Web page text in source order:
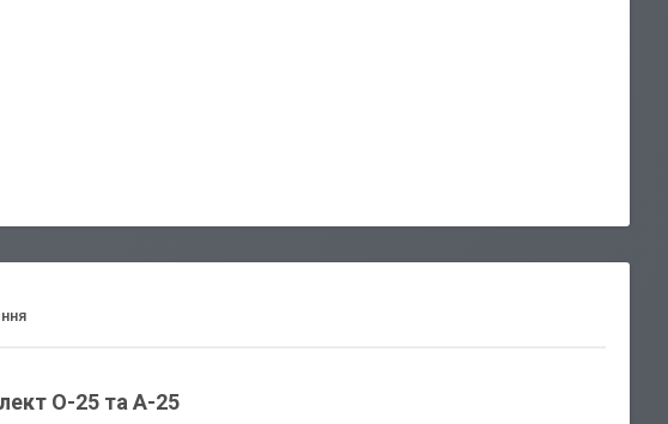
O-25 та A-25